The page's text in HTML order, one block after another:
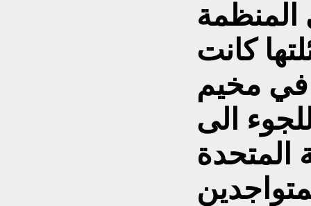
كانت
في مخيم
الى
المتحدة